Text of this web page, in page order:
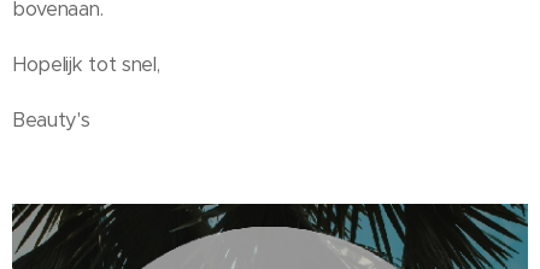
bovenaan.
Hopelijk tot snel,
Beauty's